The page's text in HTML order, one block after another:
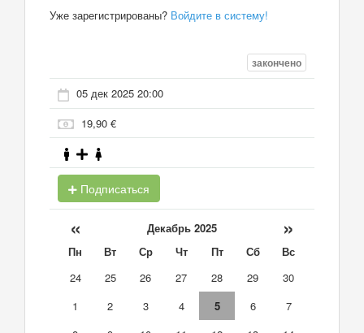
Уже зарегистрированы? Войдите в систему!
закончено
05 дек 2025 20:00
19,90 €
Подписаться
« Декабрь 2025 »
Пн Вт Ср Чт Пт Сб
Вс
24
25 26 27 28 29
30
1
2 3 4 5 6
7